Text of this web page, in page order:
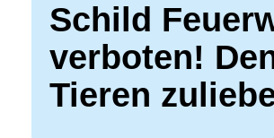
Schild
verboten!
Tieren